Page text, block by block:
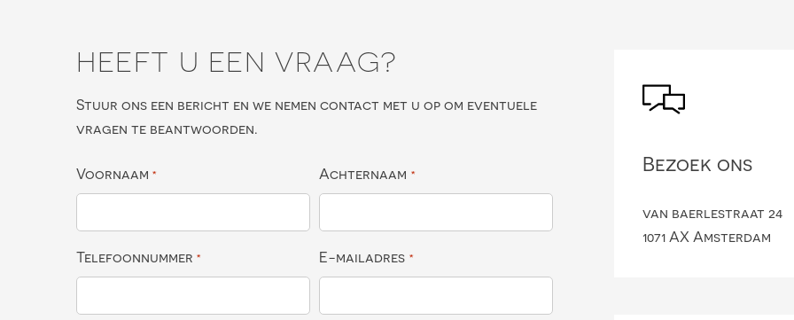
HEEFT U EEN VRAAG?
Stuur ons een bericht en we nemen contact met u op om eventuele
vragen te beantwoorden.
Voornaam * Achternaam *
Telefoonnummer * E-mailadres *
Bezoek ons
van baerlestraat 24
1071 AX Amsterdam